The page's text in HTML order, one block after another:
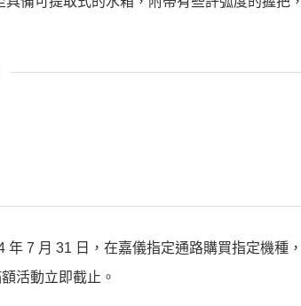
7 月 31 日，在嘉儀指定通路購買指定機種
活動立即截止。